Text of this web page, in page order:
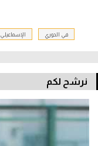
في الدوري الإسماعيلي
نرشح لكم